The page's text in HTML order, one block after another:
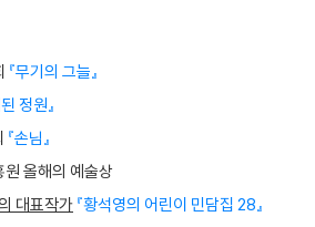
님》으로 대산문학상을 받았다. 《손님》, 《심
아시아 문학상을 수상했다. 2024년 《철도원
최종 후보에 올랐다.
『무기의 그늘』
정원』
『손님』
올해의 예술상
대표작가 『황석영의 어린이 민담집 28』